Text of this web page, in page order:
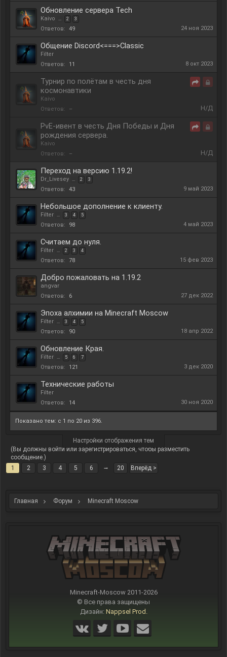
Обновление сервера Tech
Kaivo ... 2 3
Ответов: 49 24 ноя 2023
Общение Discord<===>Classic
Filter
Ответов:
11 8 окт 2023
Турнир по полётам в честь дня
космонавтики
Kaivo
Ответов:
– Н/Д
PvE-ивент в честь Дня Победы и Дня
рождения сервера.
Kaivo
Ответов:
– Н/Д
Переход на версию 1.19.2!
Dr_Livesey ... 2 3
Ответов: 43 9 май 2023
Небольшое дополнение к клиенту.
Filter ... 3 4 5
Ответов: 98 4 май 2023
Считаем до нуля.
Filter ... 2 3 4
Ответов: 78 15 фев 2023
Добро пожаловать на 1.19.2
angvar
Ответов:
6 27 дек 2022
Эпоха алхимии на Minecraft Moscow
Filter ... 3 4 5
Ответов: 90 18 апр 2022
Обновление Края.
Filter ... 5 6 7
Ответов: 121 3 дек 2020
Технические работы
Filter
Ответов:
14 30 ноя 2020
Показано тем: с 1 по 20 из 396.
Настройки отображения тем
(Вы должны войти или зарегистрироваться, чтобы разместить
сообщение.)
1
2 3 4 5 6 → 20 Вперёд >
Главная Форум Minecraft Moscow
Minecraft-Moscow 2011-2026
© Все права защищены
Дизайн: Nappsel Prod.